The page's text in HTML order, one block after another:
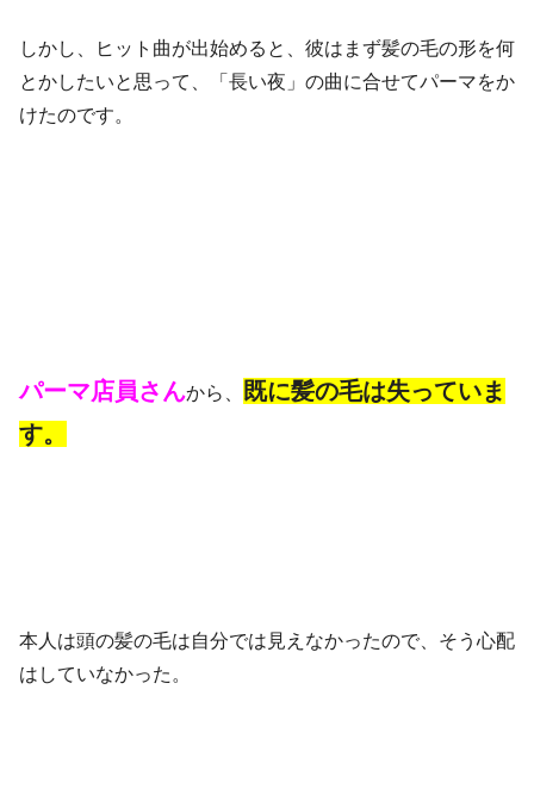
しかし、ヒット曲が出始めると、彼はまず髪の毛の形を何
とかしたいと思って、「長い夜」の曲に合せてパーマをか
けたのです。
パーマ店員さんから、
既に髪の毛は失っていま
す。
本人は頭の髪の毛は自分では見えなかったので、そう心配
はしていなかった。